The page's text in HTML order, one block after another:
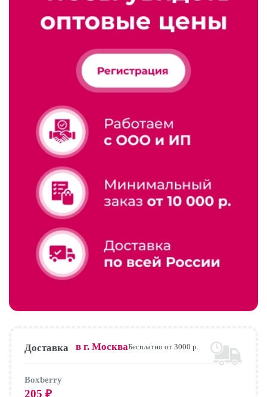
Доставка в г. МоскваБесплатно от 3000 р.
Boxberry
205 ₽